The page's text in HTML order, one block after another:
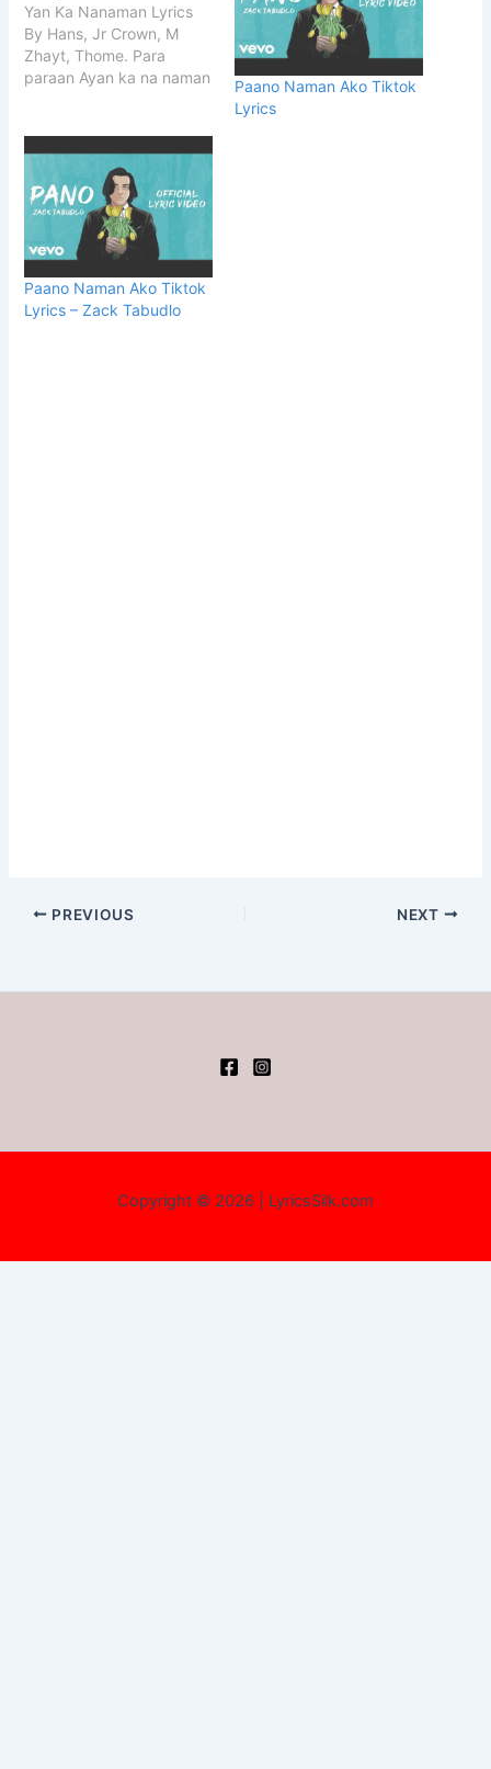
Yan Ka Nanaman Lyrics
By Hans, Jr Crown, M
Zhayt, Thome. Para
paraan Ayan ka na naman
nalang Baka pareho lang
tayo. START Para Paraan
Yan Ka Nanaman Lyrics
Para paraan Ayan…
Paano Naman Ako Tiktok
Lyrics
Paano Naman Ako Tiktok
Lyrics – Zack Tabudlo
PREVIOUS NEXT
Copyright © 2026 | LyricsSilk.com